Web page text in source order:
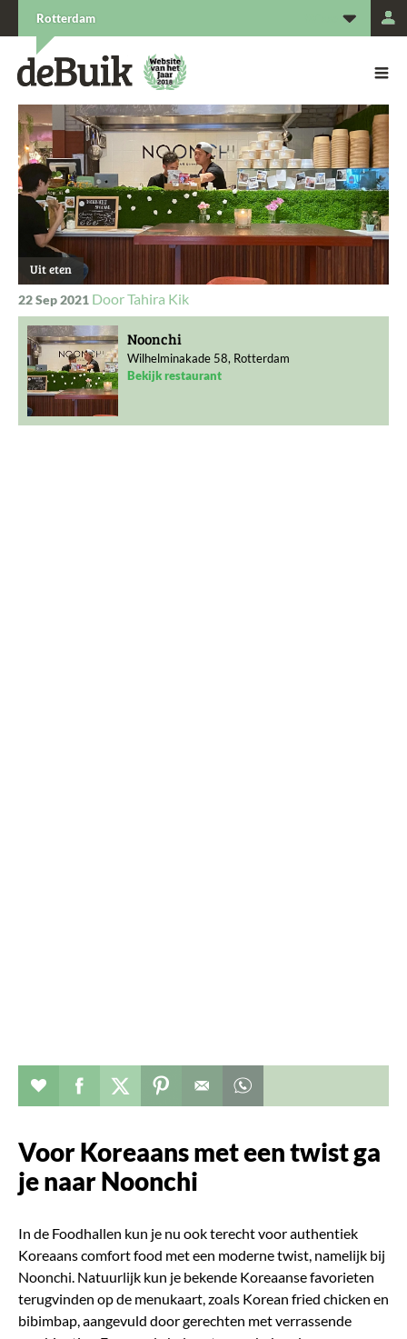
Uit eten
22 Sep 2021 Tahira Kik
Noonchi
Wilhelminakade 58, Rotterdam
Bekijk restaurant
Verhaal toevoegen aan favorieten
Deel dit op facebook
Deel dit op twitter
Deel dit op pinterest
Voor Koreaans met een twist ga
je naar Noonchi
In de Foodhallen kun je nu ook terecht voor authentiek
Koreaans comfort food met een moderne twist, namelijk bij
Noonchi. Natuurlijk kun je bekende Koreaanse favorieten
terugvinden op de menukaart, zoals Korean fried chicken en
bibimbap, aangevuld door gerechten met verrassende
Rotterdam
De Buik van {city: city}
De Buik